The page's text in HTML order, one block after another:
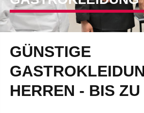
GÜNSTIGE
HERREN - BIS